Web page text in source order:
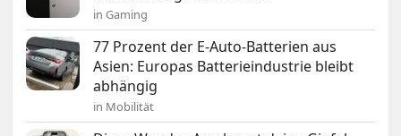
in Gaming
77 Prozent der E-Auto-Batterien aus
Asien: Europas Batterieindustrie bleibt
abhängig
in Mobilität